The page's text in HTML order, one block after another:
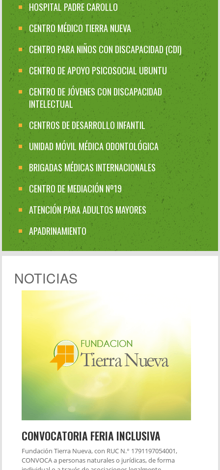
HOSPITAL PADRE CAROLLO
CENTRO MÉDICO TIERRA NUEVA
CENTRO PARA NIÑOS CON DISCAPACIDAD (CDI)
CENTRO DE APOYO PSICOSOCIAL UBUNTU
CENTRO DE JÓVENES CON DISCAPACIDAD
INTELECTUAL
CENTROS DE DESARROLLO INFANTIL
UNIDAD MÓVIL MÉDICA ODONTOLÓGICA
BRIGADAS MÉDICAS INTERNACIONALES
CENTRO DE MEDIACIÓN Nº19
ATENCIÓN PARA ADULTOS MAYORES
APADRINAMIENTO
NOTICIAS
CONVOCATORIA FERIA INCLUSIVA
Fundación Tierra Nueva, con RUC N.° 1791197054001,
CONVOCA a personas naturales o jurídicas, de forma